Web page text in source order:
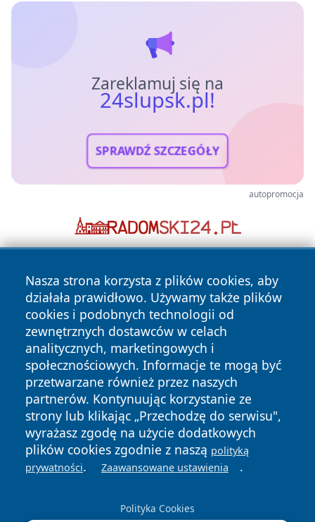
Zareklamuj się na
24slupsk.pl!
SPRAWDŹ SZCZEGÓŁY
autopromocja
Nasza strona korzysta z plików cookies, aby
działała prawidłowo. Używamy także plików
cookies i podobnych technologii od
zewnętrznych dostawców w celach
analitycznych, marketingowych i
społecznościowych. Informacje te mogą być
przetwarzane również przez naszych
partnerów. Kontynuując korzystanie ze
strony lub klikając „Przechodzę do serwisu",
wyrażasz zgodę na użycie dodatkowych
plików cookies zgodnie z naszą polityką
prywatności. Zaawansowane ustawienia .
Polityka Cookies
Copyright © 2026 24slupsk.pl Wszystkie prawa zastrzeżone.
News Autorzy
Polityka
Prywatności
Polityka
Cookies